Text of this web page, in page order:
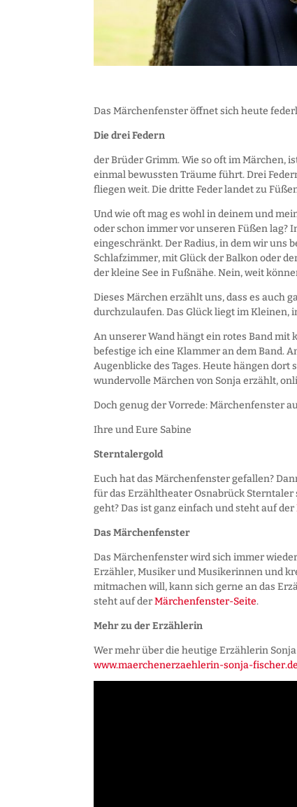
Das Märchenfenster öffnet sich heute
Die drei Federn
der Brüder Grimm. Wie so oft im Märchen,
einmal bewussten Träume führt. Drei
fliegen weit. Die dritte Feder landet zu
Und wie oft mag es wohl in deinem und
oder schon immer vor unseren Füßen lag?
eingeschränkt. Der Radius, in dem wir uns
Schlafzimmer, mit Glück der Balkon oder
der kleine See in Fußnähe. Nein, weit
Dieses Märchen erzählt uns, dass es auch
durchzulaufen. Das Glück liegt im Kleinen,
An unserer Wand hängt ein rotes Band mit
befestige ich eine Klammer an dem Band.
Augenblicke des Tages. Heute hängen
wundervolle Märchen von Sonja erzählt,
Doch genug der Vorrede: Märchenfenster
Ihre und Eure Sabine
Sterntalergold
Euch hat das Märchenfenster gefallen?
für das Erzähltheater Osnabrück
geht? Das ist ganz einfach und steht auf der
Das Märchenfenster
Das Märchenfenster wird sich immer
Erzähler, Musiker und Musikerinnen und
mitmachen will, kann sich gerne an das
steht auf derMärchenfenster-Seite.
Mehr zu der Erzählerin
Wer mehr über die heutige Erzählerin
www.maerchenerzaehlerin-sonja-fischer.de